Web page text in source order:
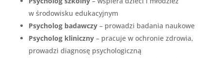
w środowisku edukacyjnym
Psycholog badawczy– prowadzi badania naukowe
Psycholog kliniczny– pracuje w ochronie zdrowia,
prowadzi diagnosę psychologiczną